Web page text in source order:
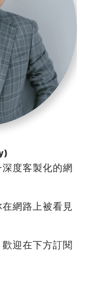
度客製化的網
網路上被看見
迎在下方訂閱